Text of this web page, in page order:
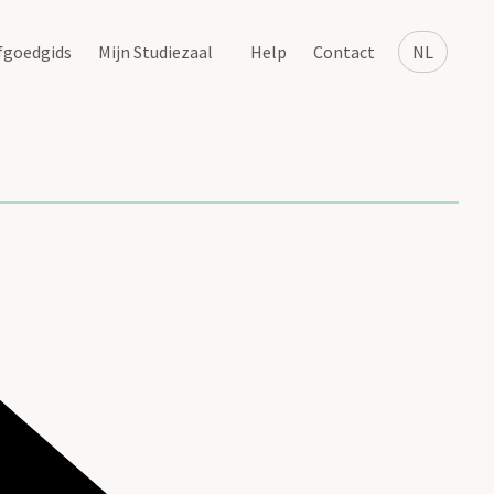
NL
Mijn Studiezaal Help Contact